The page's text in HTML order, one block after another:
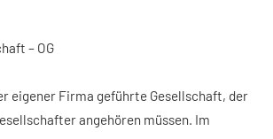
– OG
eigener Firma geführte Gesellschaft, der
angehören müssen. Im